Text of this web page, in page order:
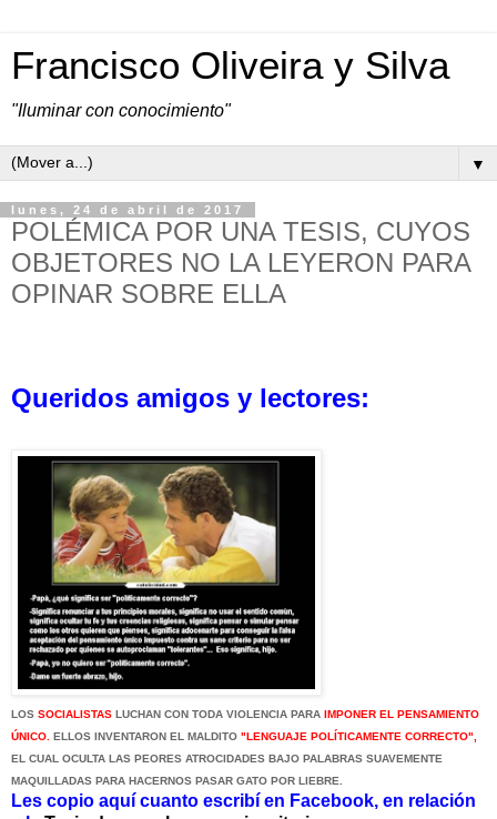
Francisco Oliveira y Silva
"Iluminar con conocimiento"
▼
lunes, 24 de abril de 2017
POLÉMICA POR UNA TESIS, CUYOS
OBJETORES NO LA LEYERON PARA
OPINAR SOBRE ELLA
Queridos amigos y lectores:
LOS SOCIALISTAS LUCHAN CON TODA VIOLENCIA PARA IMPONER EL PENSAMIENTO
ÚNICO. ELLOS INVENTARON EL MALDITO "LENGUAJE POLÍTICAMENTE CORRECTO",
EL CUAL OCULTA LAS PEORES ATROCIDADES BAJO PALABRAS SUAVEMENTE
MAQUILLADAS PARA HACERNOS PASAR GATO POR LIEBRE.
Les copio aquí cuanto escribí en Facebook, en relación